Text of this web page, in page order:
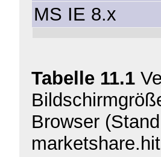
MS IE 8.x
Tabelle 11.1
Browser